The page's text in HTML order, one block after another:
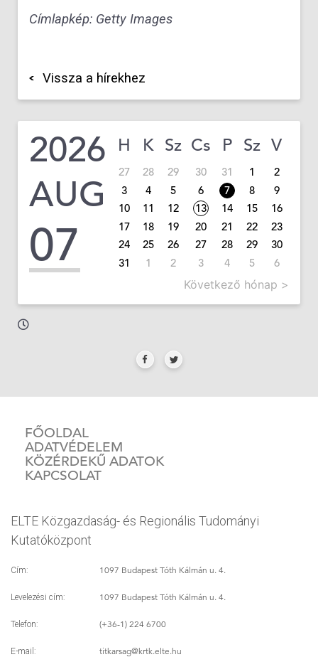
Címlapkép: Getty Images
Vissza a hírekhez
2026
AUG
07
H K Sz Cs P Sz V
27 28 29 30 31 1
2
3
4 5 6 7 8
9
10
11 12 13 14 15
16
17
18 19 20 21 22
23
24
25 26 27 28 29
30
31
1 2 3 4 5 6
Következő hónap >
FŐOLDAL
ADATVÉDELEM
KÖZÉRDEKŰ ADATOK
KAPCSOLAT
ELTE Közgazdaság- és Regionális Tudományi
Kutatóközpont
Cím: 1097 Budapest Tóth Kálmán u. 4.
Levelezési cím: 1097 Budapest Tóth Kálmán u. 4.
Telefon: (+36-1) 224 6700
E-mail: titkarsag@krtk.elte.hu